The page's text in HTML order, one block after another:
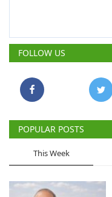
FOLLOW US
POPULAR POSTS
This Week